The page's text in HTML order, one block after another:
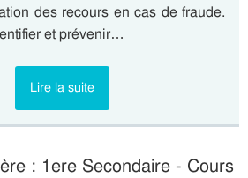
des recours en cas de fraude.
et prévenir…
Lire la suite
: 1ere Secondaire - Cours